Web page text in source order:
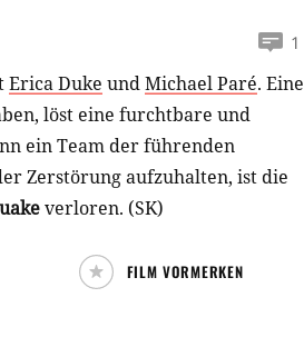
1
Erica Duke undMichael Paré. Eine
löst eine furchtbare und
ein Team der führenden
Zerstörung aufzuhalten, ist die
verloren. (SK)
FILM VORMERKEN